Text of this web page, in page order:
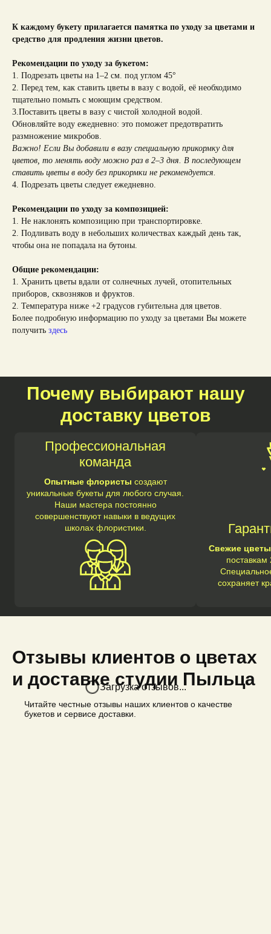
К каждому букету прилагается памятка по уходу за цветами и
средство для продления жизни цветов.
Рекомендации по уходу за букетом:
1. Подрезать цветы на 1–2 см. под углом 45°
2. Перед тем, как ставить цветы в вазу с водой, её необходимо
тщательно помыть с моющим средством.
3.Поставить цветы в вазу с чистой холодной водой.
Обновляйте воду ежедневно: это поможет предотвратить
размножение микробов.
Важно! Если Вы добавили в вазу специальную прикормку для
цветов, то менять воду можно раз в 2–3 дня. В последующем
ставить цветы в воду без прикормки не рекомендуется.
4. Подрезать цветы следует ежедневно.
Рекомендации по уходу за композицией:
1. Не наклонять композицию при транспортировке.
2. Подливать воду в небольших количествах каждый день так,
чтобы она не попадала на бутоны.
Общие рекомендации:
1. Хранить цветы вдали от солнечных лучей, отопительных
приборов, сквозняков и фруктов.
2. Температура ниже +2 градусов губительна для цветов.
Более подробную информацию по уходу за цветами Вы можете
получить здесь
Почему выбирают нашу
доставку цветов
Профессиональная
команда
Опытные флористы создают
уникальные букеты для любого случая.
Наши мастера постоянно
совершенствуют навыки в ведущих
школах флористики.
Свежие цветы
сохраняет
Отзывы клиентов о цветах
и доставке студии Пыльца
Читайте честные отзывы наших клиентов о качестве
букетов и сервисе доставки.
Загрузка отзывов...